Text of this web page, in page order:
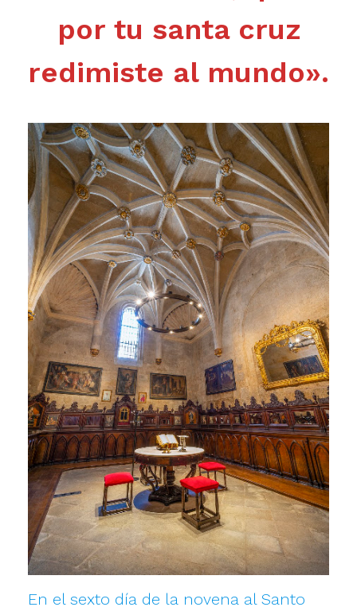
por tu santa cruz
redimiste al mundo».
En el sexto día de la novena al Santo